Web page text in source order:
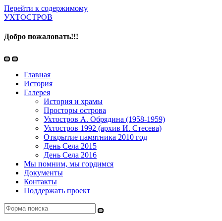
Перейти к содержимому
УХТОСТРОВ
Добро пожаловать!!!
Переключить
меню
Переключить
поиска
Главная
История
Галерея
История и храмы
Просторы острова
Ухтостров А. Обрядина (1958-1959)
Ухтостров 1992 (архив И. Стесева)
Открытие памятника 2010 год
День Села 2015
День Села 2016
Мы помним, мы гордимся
Документы
Контакты
Поддержать проект
Поиск